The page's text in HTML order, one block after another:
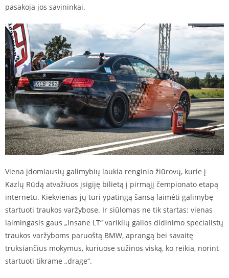
pasakoja jos savininkai.
Viena įdomiausių galimybių laukia renginio žiūrovų, kurie į
Kazlų Rūdą atvažiuos įsigiję bilietą į pirmąjį čempionato etapą
internetu. Kiekvienas jų turi ypatingą šansą laimėti galimybę
startuoti traukos varžybose. Ir siūlomas ne tik startas: vienas
laimingasis gaus „Insane LT“ variklių galios didinimo specialistų
traukos varžyboms paruoštą BMW, aprangą bei savaitę
truksiančius mokymus, kuriuose sužinos viską, ko reikia, norint
startuoti tikrame „drage“.